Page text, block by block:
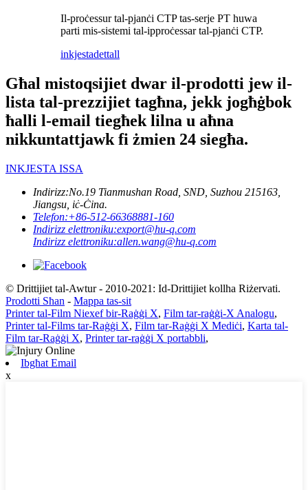
Il-proċessur tal-pjanċi CTP tas-serje PT huwa
parti mis-sistemi tal-ipproċessar tal-pjanċi CTP.
inkjestadettall
Għal mistoqsijiet dwar il-prodotti jew il-
lista tal-prezzijiet tagħna, jekk jogħġbok
ħalli l-email tiegħek lilna u aħna
nikkuntattjawk fi żmien 24 siegħa.
INKJESTA ISSA
Indirizz:No.19 Tianmushan Road, SND, Suzhou 215163,
Jiangsu, iċ-Ċina.
Telefon:+86-512-66368881-160
Indirizz elettroniku:export@hu-q.com
Indirizz elettroniku:allen.wang@hu-q.com
© Drittijiet tal-Awtur - 2010-2021: Id-Drittijiet kollha Riżervati.
Prodotti Sħan - Mappa tas-sit
Printer tal-Film Niexef bir-Raġġi X, Film tar-raġġi-X Analogu,
Printer tal-Films tar-Raġġi X, Film tar-Raġġi X Mediċi, Karta tal-
Film tar-Raġġi X, Printer tar-raġġi X portabbli,
Ibgħat Email
x